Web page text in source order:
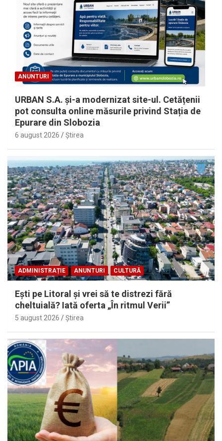
ANUNTURI
URBAN S.A. și-a modernizat site-ul. Cetățenii
pot consulta online măsurile privind Stația de
Epurare din Slobozia
6 august 2026 Ştirea
ADMINISTRAȚIE ANUNTURI CULTURĂ
Eşti pe Litoral şi vrei să te distrezi fără
cheltuială? Iată oferta „În ritmul Verii”
5 august 2026 Ştirea